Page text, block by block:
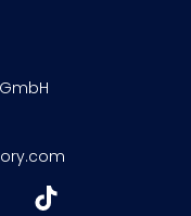
GmbH